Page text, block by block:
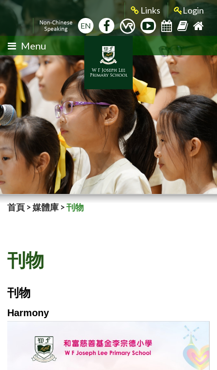
Links Login
EN
Menu
首頁 >媒體庫 >刊物
刊物
刊物
Harmony